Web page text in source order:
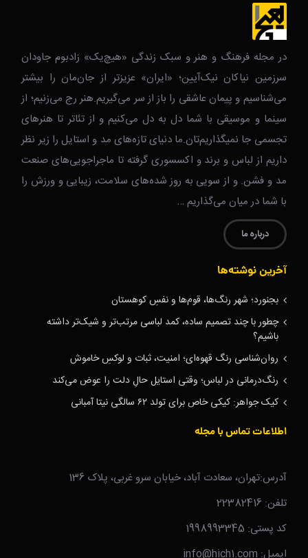
در مجله فرهنگ و هنر و سبک زندگی‌ «هیچ‌یک» زادبوم جاودان
سرزمین نیاکان نیک‌‌‌آیین؛ «ایران» عزیزتر از جان‌مان را بیشتر
می‌شناسیم و پیمان عاشقی را باز از سر می‌گیریم.هنر رج می‌زنیم؛ از
سینما و موسیقی با شما دل به دل می‌کنیم و از تئاتر تا هنرهای
تجسمی جا نمیگذاریم‌تان.ما دنیای تازه‌های مد و استایل را زیر نظر
داریم از لباس و برند و اکسسوری گرفته تا ماجراجویی‌های صنعت
مد و فشن. و از سویی به روز شده‌های سلامت، زیبایی و ورزش را
با شما در میان می‌گذاریم …
درباره ما
آخرین نوشته‌ها
بجنورد؛ شهر رنگ‌ها، قوم‌ها و نفسِ کوهستان
چطور با چند تصمیم ساده، کمد لباسی مرتب‌تر و شیک‌تر داشته
باشیم؟
روان‌شناسی رنگ قهوه‌ای؛ امنیت، ثبات و لوکسِ خاموش
رنگ‌درمانی در لباس؛ وقتی استایل حالِ دلت را عوض می‌کند
کیک جواهر: کیکی خاص برای تولد ۶۲ سالگی نیتا آمبانی
اطلاعات تماس با مجله
آدرس:تهران، سعادت آباد، خیابان سرو غربی، پلاک 136
تلفن: 22382416
کد پستی: 1998993345
ایمیل: info@hich1.com